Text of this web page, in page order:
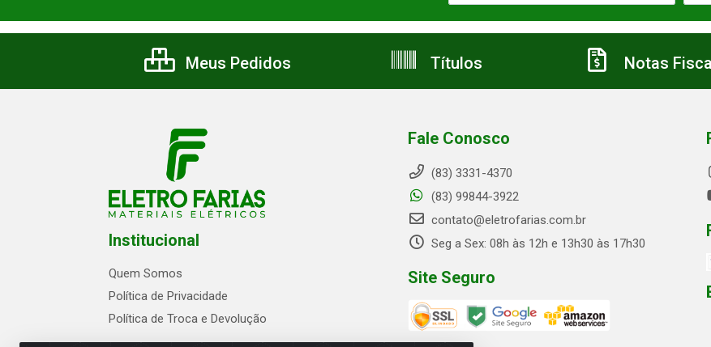
Meus Pedidos Títulos Notas
Institucional
Quem Somos
Política de Privacidade
Política de Troca e Devolução
Fale Conosco
(83) 3331-4370
(83) 99844-3922
contato@eletrofarias.com.br
Seg a Sex: 08h às 12h e 13h30 às 17h30
Site Seguro